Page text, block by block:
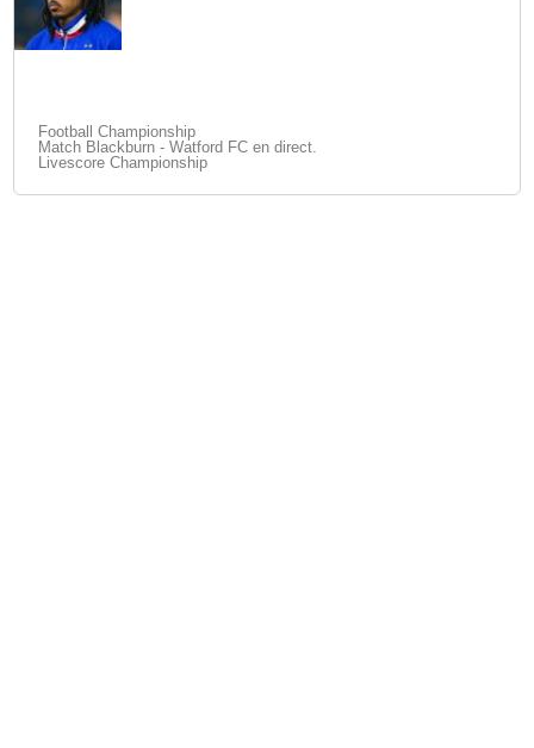
Football Championship
Match Blackburn - Watford FC en direct.
Livescore Championship